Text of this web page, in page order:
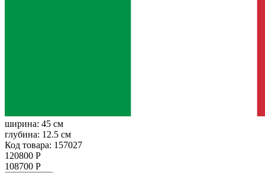
ширина: 45 см
глубина: 12.5 см
Код товара: 157027
120800 Р
108700 Р